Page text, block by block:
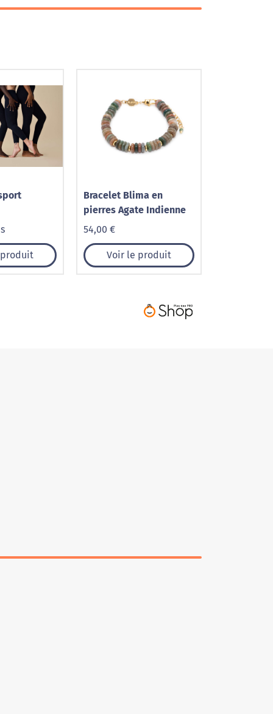
Bracelet Blima en
pierres Agate Indienne
54,00 €
Voir le produit